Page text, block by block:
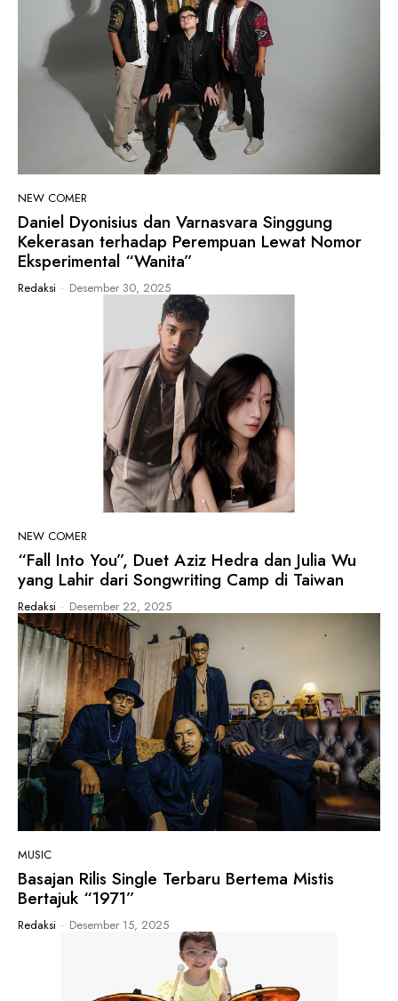
NEW COMER
Daniel Dyonisius dan Varnasvara Singgung
Kekerasan terhadap Perempuan Lewat Nomor
Eksperimental “Wanita”
Redaksi - Desember 30, 2025
NEW COMER
“Fall Into You”, Duet Aziz Hedra dan Julia Wu
yang Lahir dari Songwriting Camp di Taiwan
Redaksi - Desember 22, 2025
MUSIC
Basajan Rilis Single Terbaru Bertema Mistis
Bertajuk “1971”
Redaksi - Desember 15, 2025